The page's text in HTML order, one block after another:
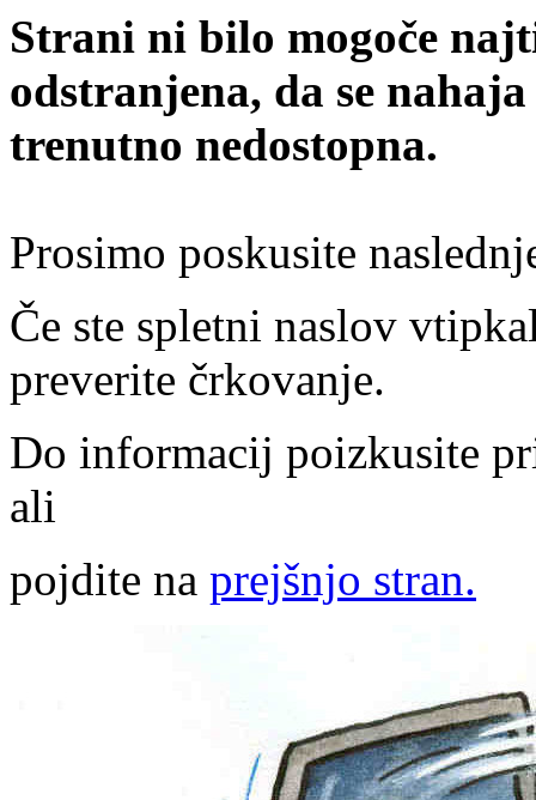
Strani ni bilo mogoče
odstranjena, da se
trenutno nedostopna.
Prosimo poskusite
Če ste spletni naslov
preverite črkovanje.
Do informacij poizkusite
ali
pojdite na prejšnjo stran.